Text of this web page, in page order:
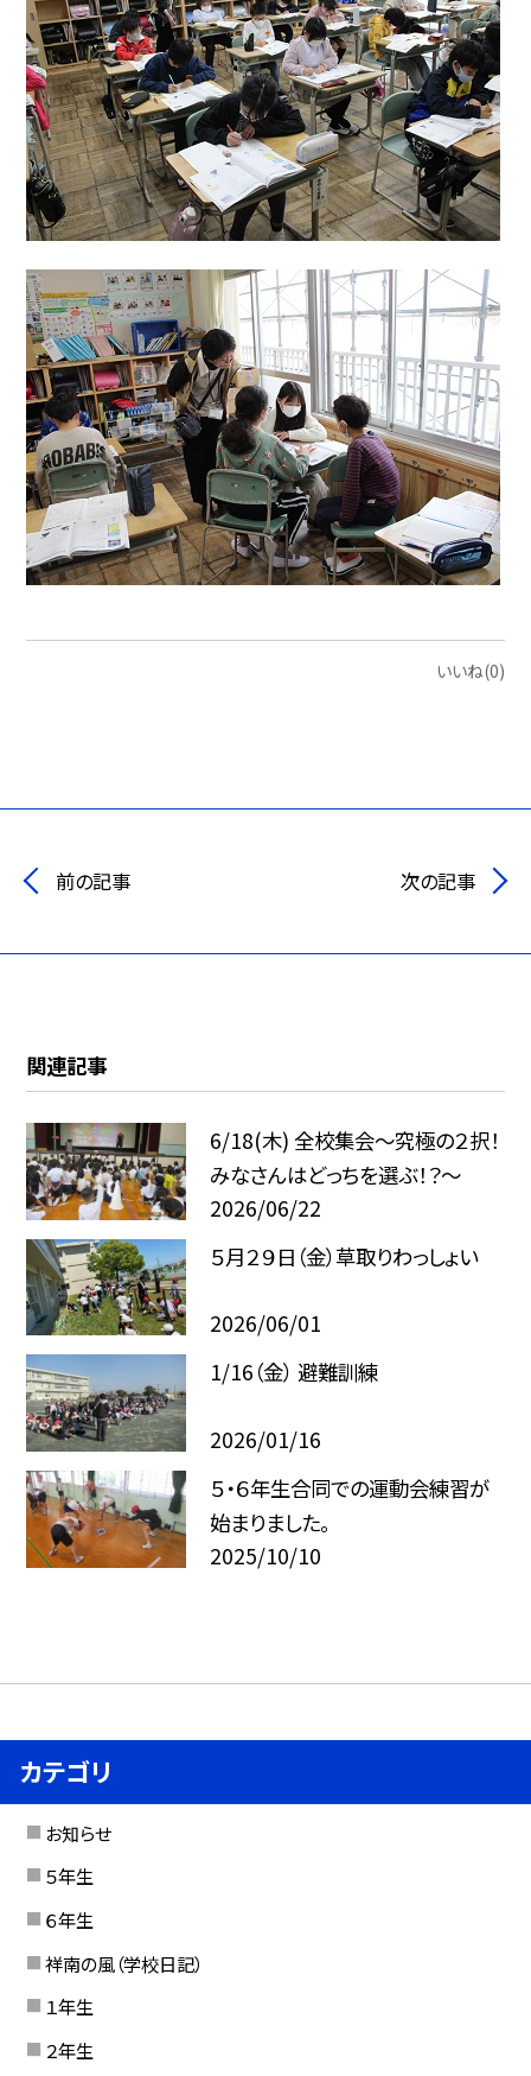
いいね(0)
前の記事 次の記事
関連記事
6/18(木) 全校集会～究極の２択！
みなさんはどっちを選ぶ！？～
2026/06/22
５月２９日（金）草取りわっしょい
2026/06/01
1/16（金） 避難訓練
2026/01/16
５・６年生合同での運動会練習が
始まりました。
2025/10/10
カテゴリ
お知らせ
５年生
６年生
祥南の風（学校日記）
１年生
２年生